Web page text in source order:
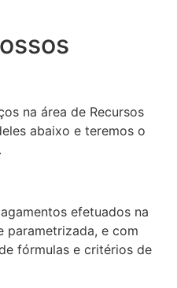
na área de Recursos
abaixo e teremos o
efetuados na
parametrizada, e com
fórmulas e critérios de